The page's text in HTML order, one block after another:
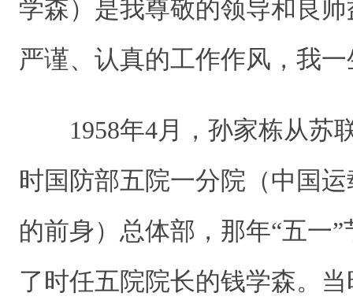
学森）是我尊敬的领导和良
严谨、认真的工作作风，我
1958年4月，孙家栋从苏
时国防部五院一分院（中国
的前身）总体部，那年“五一
了时任五院院长的钱学森。